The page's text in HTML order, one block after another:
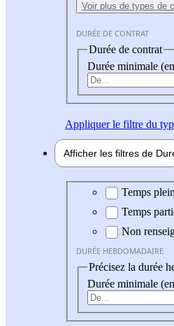
Voir plus de types de
DURÉE DE CONTRAT
Durée de contrat
Durée minimale
Appliquerle filtre du
Afficher les filtres de
Durée hebdomadaire
Temps
Temps
Non
DURÉE HEBDOMADAIRE
Précisez la durée
Durée minimale